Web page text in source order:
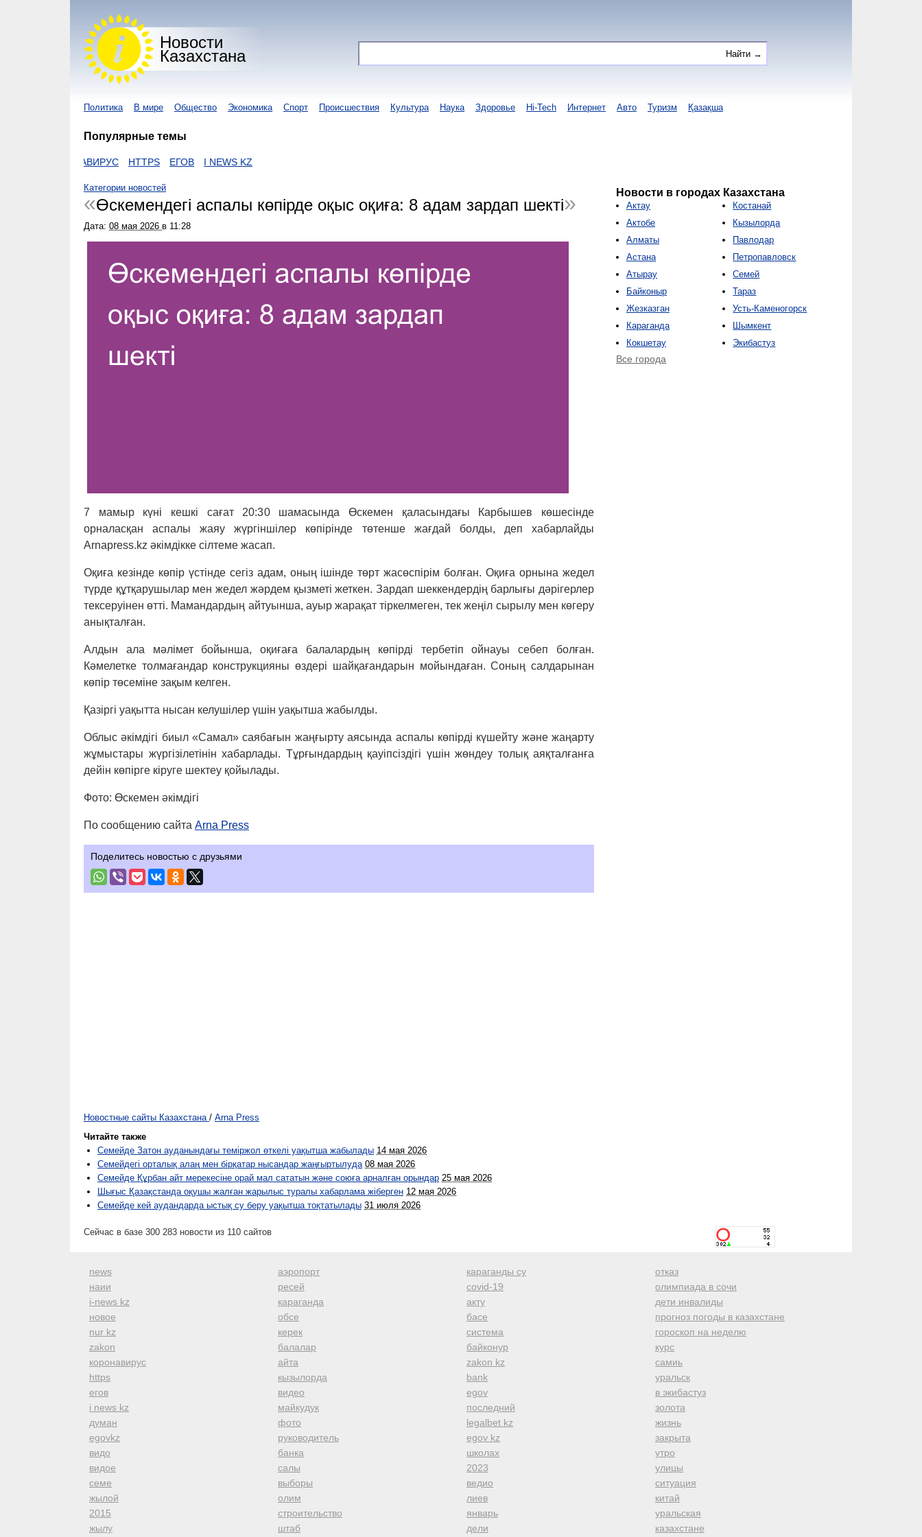
Новости
Казахстана
Политика В мире Общество Экономика Спорт Происшествия Культура Наука Здоровье Hi-Tech Интернет Авто Туризм Қазақша
Популярные темы
КОРОНАВИРУС HTTPS ЕГОВ I NEWS KZ
Категории новостей
Өскемендегі аспалы көпірде оқыс оқиға: 8 адам зардап шекті
Дата: 08 мая 2026 в 11:28
7 мамыр күні кешкі сағат 20:30 шамасында Өскемен қаласындағы Карбышев көшесінде
орналасқан аспалы жаяу жүргіншілер көпірінде төтенше жағдай болды, деп хабарлайды
Arnapress.kz әкімдікке сілтеме жасап.
Оқиға кезінде көпір үстінде сегіз адам, оның ішінде төрт жасөспірім болған. Оқиға орнына жедел
түрде құтқарушылар мен жедел жәрдем қызметі жеткен. Зардап шеккендердің барлығы дәрігерлер
тексеруінен өтті. Мамандардың айтуынша, ауыр жарақат тіркелмеген, тек жеңіл сырылу мен көгеру
анықталған.
Алдын ала мәлімет бойынша, оқиғаға балалардың көпірді тербетіп ойнауы себеп болған.
Кәмелетке толмағандар конструкцияны өздері шайқағандарын мойындаған. Соның салдарынан
көпір төсеміне зақым келген.
Қазіргі уақытта нысан келушілер үшін уақытша жабылды.
Облыс әкімдігі биыл «Самал» саябағын жаңғырту аясында аспалы көпірді күшейту және жаңарту
жұмыстары жүргізілетінін хабарлады. Тұрғындардың қауіпсіздігі үшін жөндеу толық аяқталғанға
дейін көпірге кіруге шектеу қойылады.
Фото: Өскемен әкімдігі
По сообщению сайта Arna Press
Поделитесь новостью с друзьями
Новостные сайты Казахстана / Arna Press
Читайте также
Семейде Затон ауданындағы теміржол өткелі уақытша жабылады 14 мая 2026
Семейдегі орталық алаң мен бірқатар нысандар жаңғыртылуда 08 мая 2026
Семейде Құрбан айт мерекесіне орай мал сататын және союға арналған орындар 25 мая 2026
Шығыс Қазақстанда оқушы жалған жарылыс туралы хабарлама жіберген 12 мая 2026
Семейде кей аудандарда ыстық су беру уақытша тоқтатылады 31 июля 2026
Новости в городах Казахстана
Актау
Актобе
Алматы
Астана
Атырау
Байконыр
Жезказган
Караганда
Кокшетау
Костанай
Кызылорда
Павлодар
Петропавловск
Семей
Тараз
Усть-Каменогорск
Шымкент
Экибастуз
Все города
Сейчас в базе 300 283 новости из 110 сайтов
news
наии
i-news kz
новое
nur kz
zakon
коронавирус
https
егов
i news kz
думан
egovkz
видо
видое
семе
жылой
2015
жылу
аэропорт
ресей
караганда
обсе
керек
балалар
айта
кызылорда
видео
майкудук
фото
руководитель
банка
салы
выборы
олим
строительство
штаб
караганды су
covid-19
акту
басе
система
байконур
zakon kz
bank
egov
последний
legalbet kz
egov kz
школах
2023
ведио
лиев
январь
дели
отказ
олимпиада в сочи
дети инвалиды
прогноз погоды в казахстане
гороскоп на неделю
курс
самиь
уральск
в экибастуз
золота
жизнь
закрыта
утро
улицы
ситуация
китай
уральская
казахстане